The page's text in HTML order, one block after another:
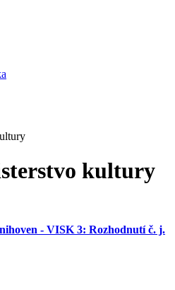
kultury
- VISK 3: Rozhodnutí č. j.